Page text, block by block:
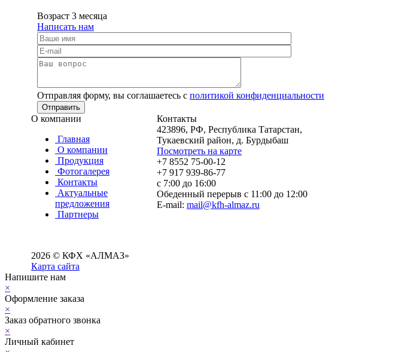
Возраст 3 месяца
Написать нам
Отправляя форму, вы соглашаетесь с политикой конфиденциальности
О компании
Главная
О компании
Продукция
Фотогалерея
Контакты
Актуальные
предложения
Партнеры
Контакты
423896, РФ, Республика Татарстан,
Тукаевский район, д. Бурдыбаш
Посмотреть на карте
+7 8552 75-00-12
+7 917 939-86-77
с 7:00 до 16:00
Обеденный перерыв с 11:00 до 12:00
E-mail: mail@kfh-almaz.ru
2026 © КФХ «АЛМАЗ»
Карта сайта
Напишите нам
×
Оформление заказа
×
Заказ обратного звонка
×
Личный кабинет